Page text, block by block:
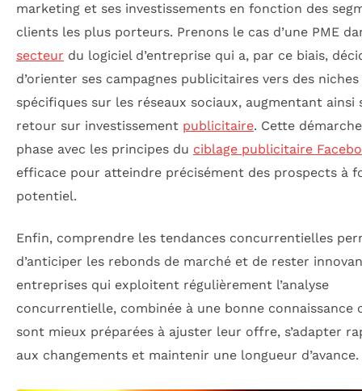
marketing et ses investissements en fonction des
clients les plus porteurs. Prenons le cas d’une PME
secteur du logiciel d’entreprise qui a, par ce biais,
d’orienter ses campagnes publicitaires vers des niches
spécifiques sur les réseaux sociaux, augmentant ainsi
retour sur investissement publicitaire. Cette
phase avec les principes du ciblage publicitaire
efficace pour atteindre précisément des prospects à
potentiel.
Enfin, comprendre les tendances concurrentielles
d’anticiper les rebonds de marché et de rester
entreprises qui exploitent régulièrement l’analyse
concurrentielle, combinée à une bonne connaissance
sont mieux préparées à ajuster leur offre, s’adapter
aux changements et maintenir une longueur d’avance.